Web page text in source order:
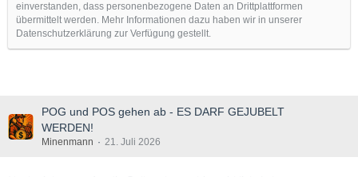
einverstanden, dass personenbezogene Daten an Drittplattformen
übermittelt werden. Mehr Informationen dazu haben wir in unserer
Datenschutzerklärung zur Verfügung gestellt.
POG und POS gehen ab - ES DARF GEJUBELT
WERDEN!
Minenmann 21. Juli 2026